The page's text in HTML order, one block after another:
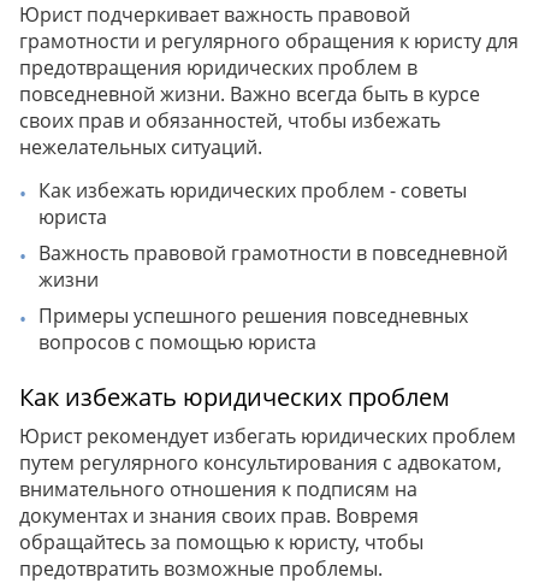
Юрист подчеркивает важность правовой
грамотности и регулярного обращения к юристу для
предотвращения юридических проблем в
повседневной жизни. Важно всегда быть в курсе
своих прав и обязанностей, чтобы избежать
нежелательных ситуаций.
Как избежать юридических проблем - советы
юриста
Важность правовой грамотности в повседневной
жизни
Примеры успешного решения повседневных
вопросов с помощью юриста
Как избежать юридических проблем
Юрист рекомендует избегать юридических проблем
путем регулярного консультирования с адвокатом,
внимательного отношения к подписям на
документах и знания своих прав. Вовремя
обращайтесь за помощью к юристу, чтобы
предотвратить возможные проблемы.